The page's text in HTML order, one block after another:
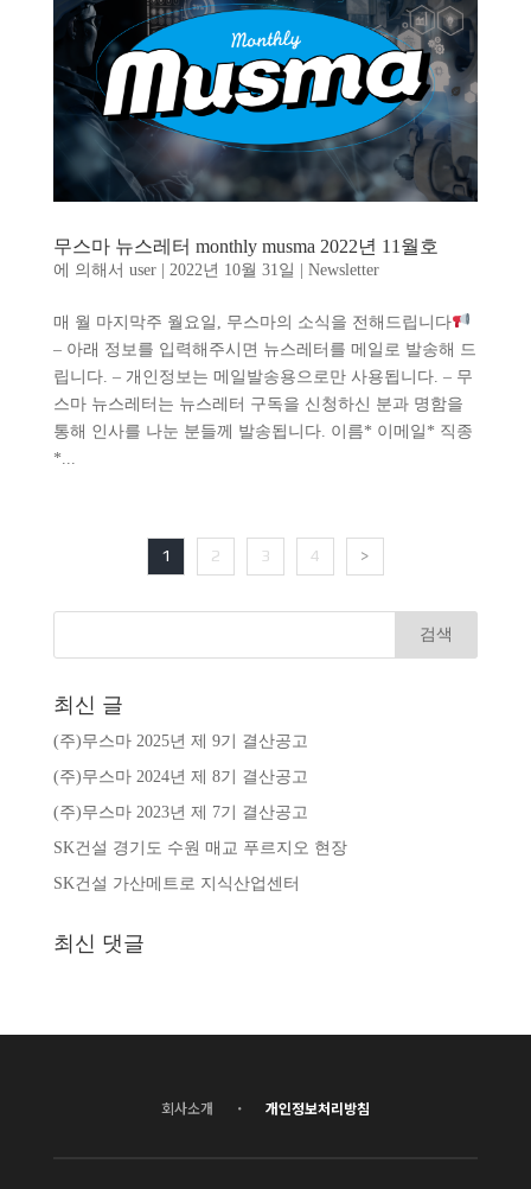
무스마 뉴스레터 monthly musma 2022년 11월호
에 의해서 user| 2022년 10월 31일 Newsletter
매 월 마지막주 월요일, 무스마의 소식을 전해드립니다
– 아래 정보를 입력해주시면 뉴스레터를 메일로 발송해 드
립니다. – 개인정보는 메일발송용으로만 사용됩니다. – 무
스마 뉴스레터는 뉴스레터 구독을 신청하신 분과 명함을
통해 인사를 나눈 분들께 발송됩니다. 이름* 이메일* 직종
*...
1 2 3 4 >
최신 글
(주)무스마 2025년 제 9기 결산공고
(주)무스마 2024년 제 8기 결산공고
(주)무스마 2023년 제 7기 결산공고
SK건설 경기도 수원 매교 푸르지오 현장
SK건설 가산메트로 지식산업센터
최신 댓글
회사소개 · 개인정보처리방침